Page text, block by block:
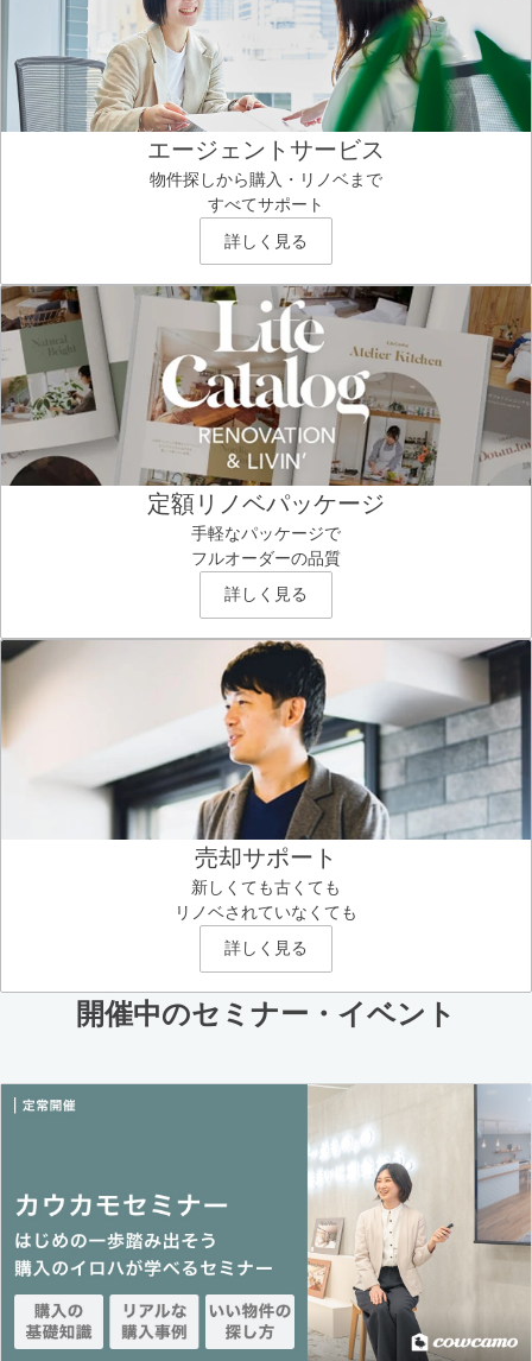
エージェントサービス
物件探しから購入・リノベまで
すべてサポート
詳しく見る
定額リノベパッケージ
手軽なパッケージで
フルオーダーの品質
詳しく見る
売却サポート
新しくても古くても
リノベされていなくても
詳しく見る
開催中のセミナー・イベント